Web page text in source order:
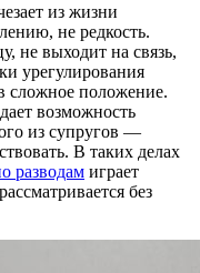
из жизни
не редкость.
не выходит на связь,
урегулирования
сложное положение.
возможность
из супругов —
В таких делах
разводам играет
без